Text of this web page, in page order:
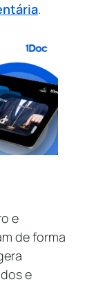
.
e
de forma
e